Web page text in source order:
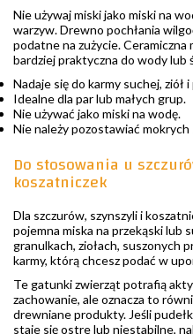
Nie używaj miski jako miski na
warzyw. Drewno pochłania
podatne na zużycie.
bardziej praktyczna do wody lub
Nadaje się do karmy suchej, ziół
Idealne dla par lub małych grup.
Nie używać jako miski na wodę.
Nie należy pozostawiać mokrych
Do stosowania u
koszatniczek
Dla szczurów, szynszyli i
pojemna miska na przekąski lub
granulkach, ziołach, suszonych
karmy, którą chcesz podać w
Te gatunki zwierząt potrafią
zachowanie, ale oznacza to
drewniane produkty. Jeśli
staje się ostre lub niestabilne,